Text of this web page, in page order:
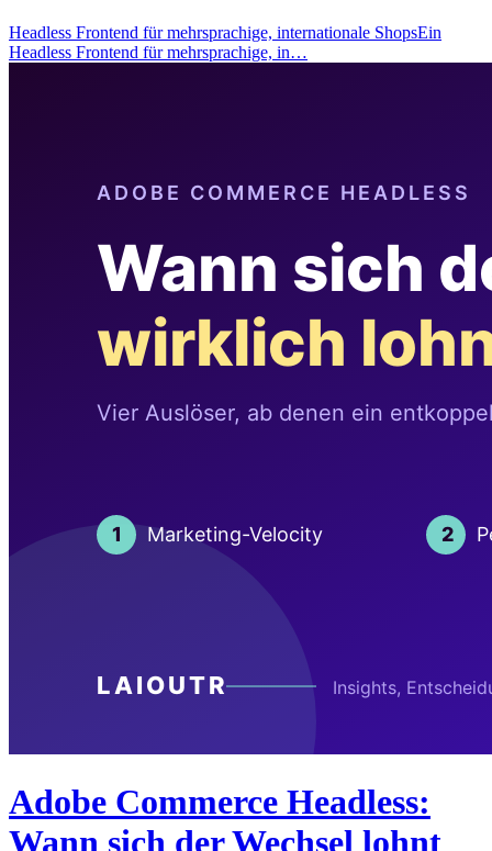
Headless Frontend für mehrsprachige, internationale ShopsEin
Headless Frontend für mehrsprachige, in…
Adobe Commerce Headless:
Wann sich der Wechsel lohnt